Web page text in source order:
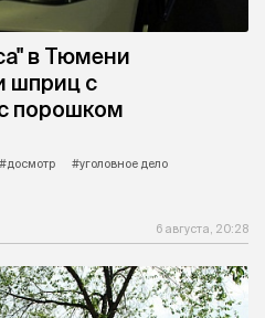
в Тюмени
шприц с
порошком
#досмотр
#уголовное дело
6 августа, 20:28